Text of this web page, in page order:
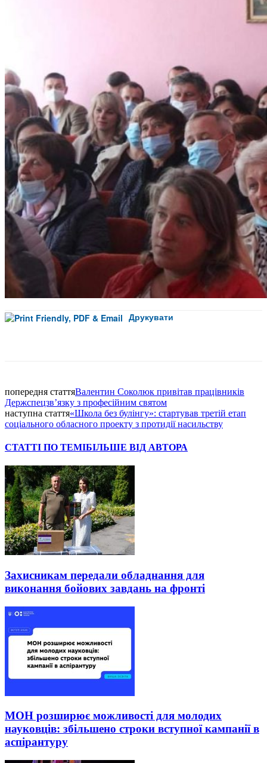
Друкувати
попередня статтяВалентин Соколюк привітав працівників
Держспецзв’язку з професійним святом
наступна стаття«Школа без булінгу»: стартував третій етап
соціального обласного проекту з протидії насильству
СТАТТІ ПО ТЕМІБІЛЬШЕ ВІД АВТОРА
Захисникам передали обладнання для
виконання бойових завдань на фронті
МОН розширює можливості для молодих
науковців: збільшено строки вступної кампанії в
аспірантуру